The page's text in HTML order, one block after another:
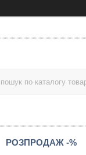
РОЗПРОДАЖ -%